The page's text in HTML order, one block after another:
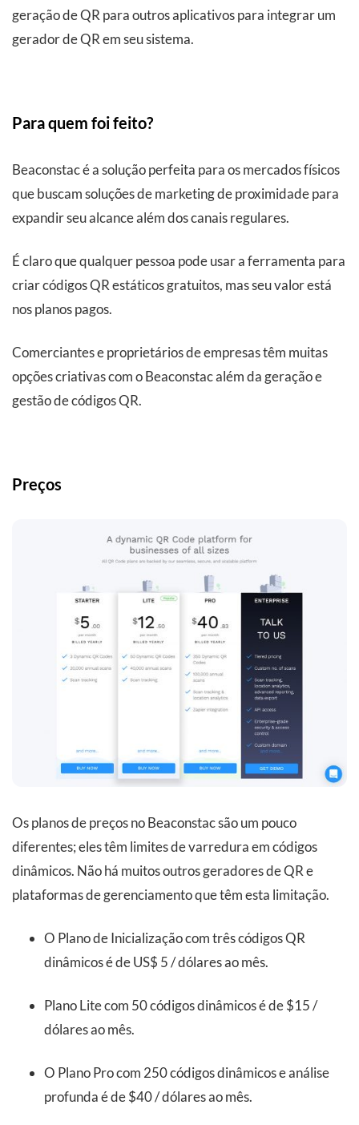
geração de QR para outros aplicativos para integrar um
gerador de QR em seu sistema.
Para quem foi feito?
Beaconstac é a solução perfeita para os mercados físicos
que buscam soluções de marketing de proximidade para
expandir seu alcance além dos canais regulares.
É claro que qualquer pessoa pode usar a ferramenta para
criar códigos QR estáticos gratuitos, mas seu valor está
nos planos pagos.
Comerciantes e proprietários de empresas têm muitas
opções criativas com o Beaconstac além da geração e
gestão de códigos QR.
Preços
Os planos de preços no Beaconstac são um pouco
diferentes; eles têm limites de varredura em códigos
dinâmicos. Não há muitos outros geradores de QR e
plataformas de gerenciamento que têm esta limitação.
O Plano de Inicialização com três códigos QR
dinâmicos é de US$ 5 / dólares ao mês.
Plano Lite com 50 códigos dinâmicos é de $15 /
dólares ao mês.
O Plano Pro com 250 códigos dinâmicos e análise
profunda é de $40 / dólares ao mês.